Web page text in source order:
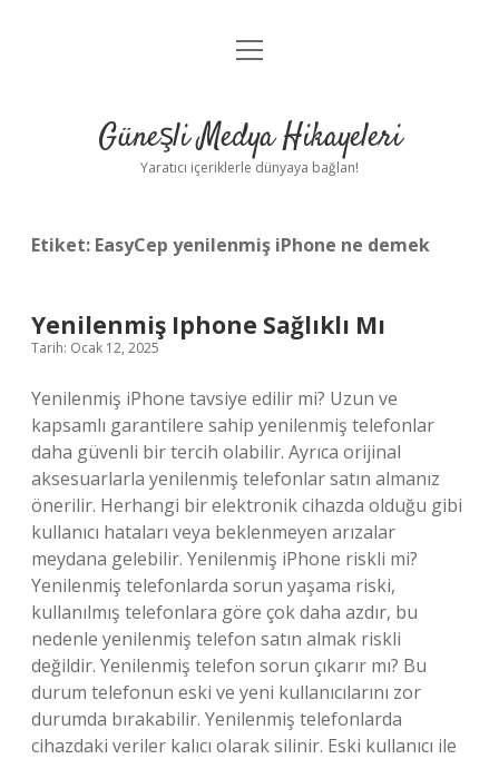
Anasayfa
Yasal Uyarı
menüyü
Güneşli Medya Hikayeleri
Yaratıcı içeriklerle dünyaya bağlan!
Etiket: EasyCep yenilenmiş iPhone ne demek
Yenilenmiş Iphone Sağlıklı Mı
Tarih: Ocak 12, 2025
Yenilenmiş iPhone tavsiye edilir mi? Uzun ve
kapsamlı garantilere sahip yenilenmiş telefonlar
daha güvenli bir tercih olabilir. Ayrıca orijinal
aksesuarlarla yenilenmiş telefonlar satın almanız
önerilir. Herhangi bir elektronik cihazda olduğu gibi
kullanıcı hataları veya beklenmeyen arızalar
meydana gelebilir. Yenilenmiş iPhone riskli mi?
Yenilenmiş telefonlarda sorun yaşama riski,
kullanılmış telefonlara göre çok daha azdır, bu
nedenle yenilenmiş telefon satın almak riskli
değildir. Yenilenmiş telefon sorun çıkarır mı? Bu
durum telefonun eski ve yeni kullanıcılarını zor
durumda bırakabilir. Yenilenmiş telefonlarda
cihazdaki veriler kalıcı olarak silinir. Eski kullanıcı ile